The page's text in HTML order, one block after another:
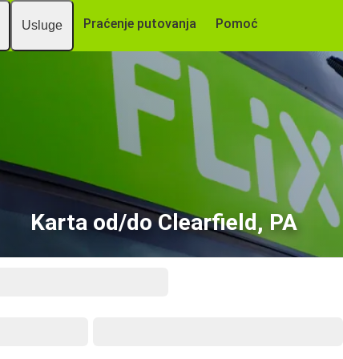
Usluge Praćenje putovanja Pomoć
Karta od/do Clearfield, PA